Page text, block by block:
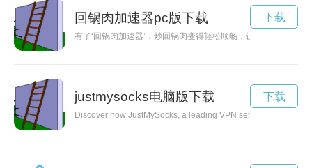
回锅肉加速器pc版下载
有了‘回锅肉加速器’，炒回锅肉变得轻松顺畅，让你在繁忙的生
下载
justmysocks电脑版下载
Discover how JustMySocks, a leading VPN service provider,
下载